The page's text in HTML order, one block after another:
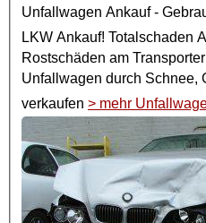
Unfallwagen Ankauf-
LKW Ankauf! Totalschaden Ankauf -
Rostschäden am
Unfallwagen durch Schnee,
verkaufen > mehr